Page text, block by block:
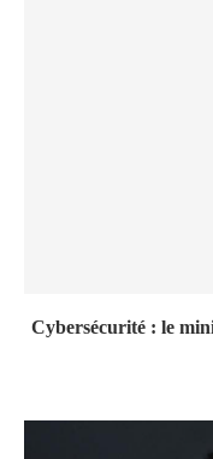
Cybersécurité : le